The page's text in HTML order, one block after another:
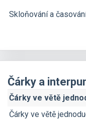
Skloňování a
Čárky a
Čárky ve větě
Čárky ve větě